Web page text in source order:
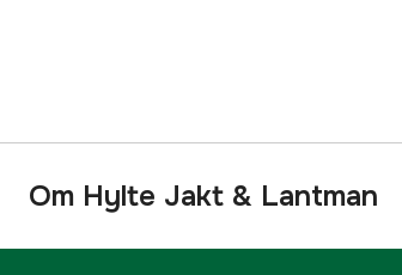
Om Hylte Jakt & Lantman